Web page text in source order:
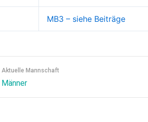
MB3 – siehe Beiträge
Aktuelle Mannschaft
Männer